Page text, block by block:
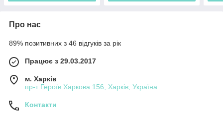
Про нас
89% позитивних з 46 відгуків за рік
Працює з 29.03.2017
м. Харків
пр-т Героїв Харкова 156, Харків, Україна
Контакти